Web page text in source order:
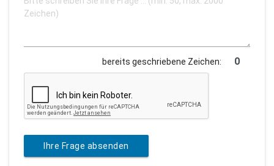
bereits geschriebene Zeichen:
Ihre Frage absenden